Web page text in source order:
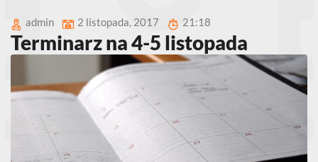
admin 2 listopada, 2017 21:18
Terminarz na 4-5 listopada